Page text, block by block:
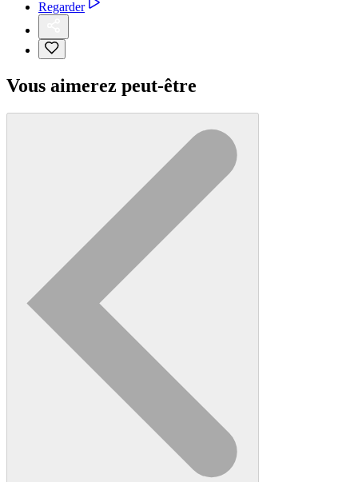
Regarder
Vous aimerez peut-être